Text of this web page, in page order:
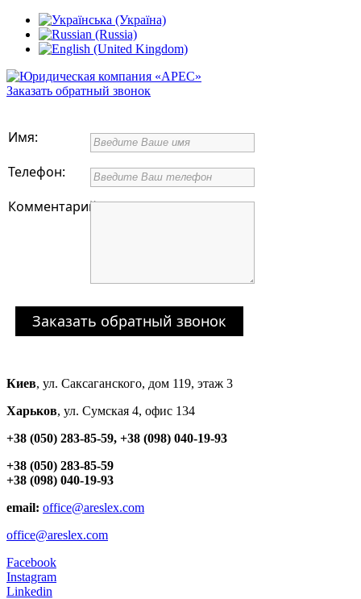
Заказать обратный звонок
Имя:
Телефон:
Комментарий:
Заказать обратный звонок
Киев, ул. Cаксаганского, дом 119, этаж 3
Харьков, ул. Сумская 4, офис 134
+38 (050) 283-85-59, +38 (098) 040-19-93
+38 (050) 283-85-59
+38 (098) 040-19-93
email: office@areslex.com
office@areslex.com
Facebook
Instagram
Linkedin